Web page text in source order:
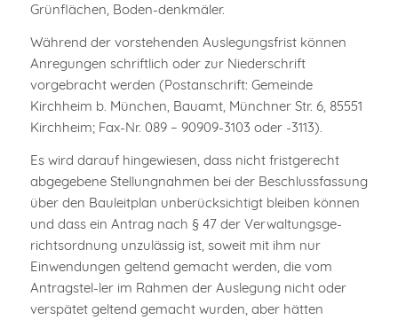
Grünflächen, Boden-denkmäler.
Während der vorstehenden Auslegungsfrist können
Anregungen schriftlich oder zur Niederschrift
vorgebracht werden (Postanschrift: Gemeinde
Kirchheim b. München, Bauamt, Münchner Str. 6, 85551
Kirchheim; Fax-Nr. 089 – 90909-3103 oder -3113).
Es wird darauf hingewiesen, dass nicht fristgerecht
abgegebene Stellungnahmen bei der Beschlussfassung
über den Bauleitplan unberücksichtigt bleiben können
und dass ein Antrag nach § 47 der Verwaltungsge-
richtsordnung unzulässig ist, soweit mit ihm nur
Einwendungen geltend gemacht werden, die vom
Antragstel-ler im Rahmen der Auslegung nicht oder
verspätet geltend gemacht wurden, aber hätten